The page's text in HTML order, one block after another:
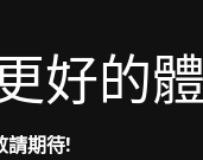
好的
請期待!